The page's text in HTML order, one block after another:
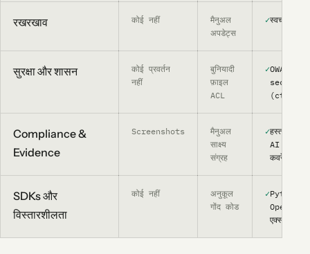
रखरखाव कोई नहीं
मैनुअल
अपडेट्स
✓स्वचालित
सुरक्षा और शासन
कोई प्रवर्तन
नहीं
बुनियादी
फ़ाइल
ACL
✓
secret
Compliance &
Evidence
Screenshots
मैनुअल
साक्ष्य
संग्रह
✓
AI Act /
कवरेज
SDKs और
विस्तारशीलता
कोई नहीं
अनुकूल
गोंद कोड
✓Python
OpenAPI
एक्सटेंशन